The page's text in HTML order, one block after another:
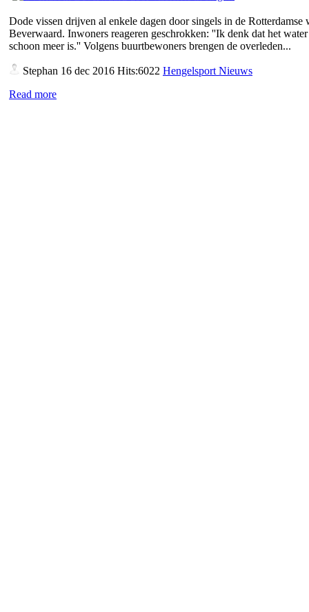
Dode vissen drijven al enkele dagen door singels in de Rotterdamse
Beverwaard. Inwoners reageren geschrokken: ''Ik denk dat het
schoon meer is.'' Volgens buurtbewoners brengen de overleden...
Stephan 16 dec 2016 Hits:6022 Hengelsport Nieuws
Read more